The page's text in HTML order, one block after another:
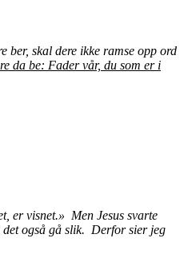
ber, skal dere ikke ramse opp ord
da be: Fader vår, du som er i
er visnet.» Men Jesus svarte
det også gå slik. Derfor sier jeg